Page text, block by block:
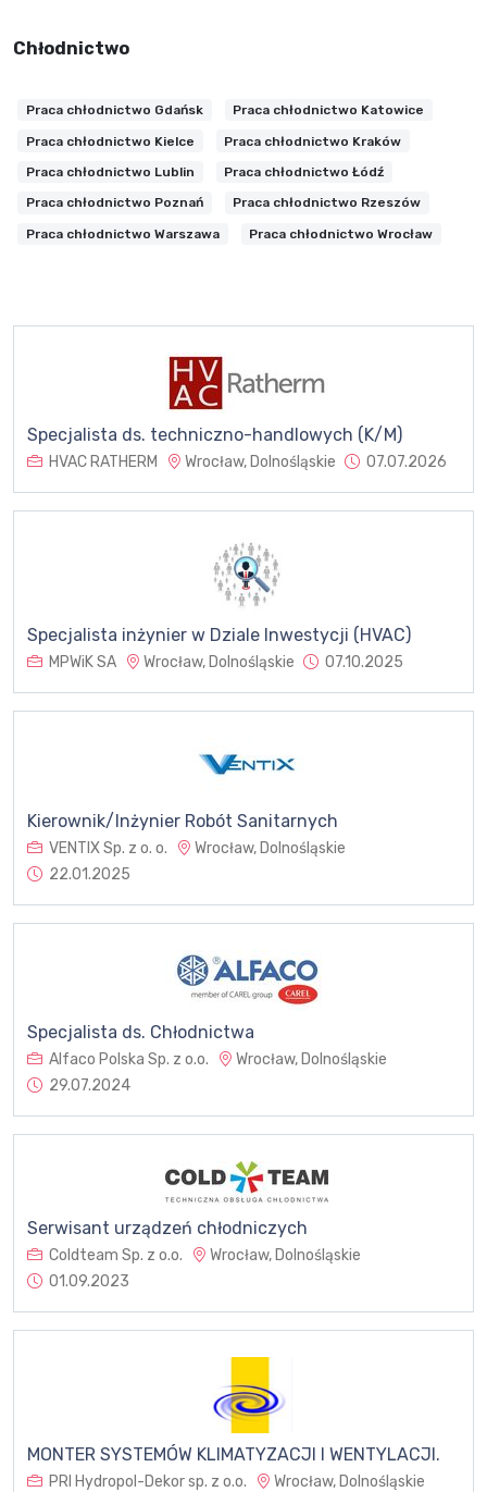
Chłodnictwo
Praca chłodnictwo Gdańsk Praca chłodnictwo Katowice
Praca chłodnictwo Kielce Praca chłodnictwo Kraków
Praca chłodnictwo Lublin Praca chłodnictwo Łódź
Praca chłodnictwo Poznań Praca chłodnictwo Rzeszów
Praca chłodnictwo Warszawa Praca chłodnictwo Wrocław
Specjalista ds. techniczno-handlowych (K/M)
HVAC RATHERM Wrocław, Dolnośląskie 07.07.2026
Specjalista inżynier w Dziale Inwestycji (HVAC)
MPWiK SA Wrocław, Dolnośląskie 07.10.2025
Kierownik/Inżynier Robót Sanitarnych
VENTIX Sp. z o. o.
Wrocław, Dolnośląskie
22.01.2025
Specjalista ds. Chłodnictwa
Alfaco Polska Sp. z o.o.
Wrocław, Dolnośląskie
29.07.2024
Serwisant urządzeń chłodniczych
Coldteam Sp. z o.o.
Wrocław, Dolnośląskie
01.09.2023
MONTER SYSTEMÓW KLIMATYZACJI I WENTYLACJI.
PRI Hydropol-Dekor sp. z o.o. Wrocław, Dolnośląskie